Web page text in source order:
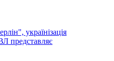
українізація
представляє